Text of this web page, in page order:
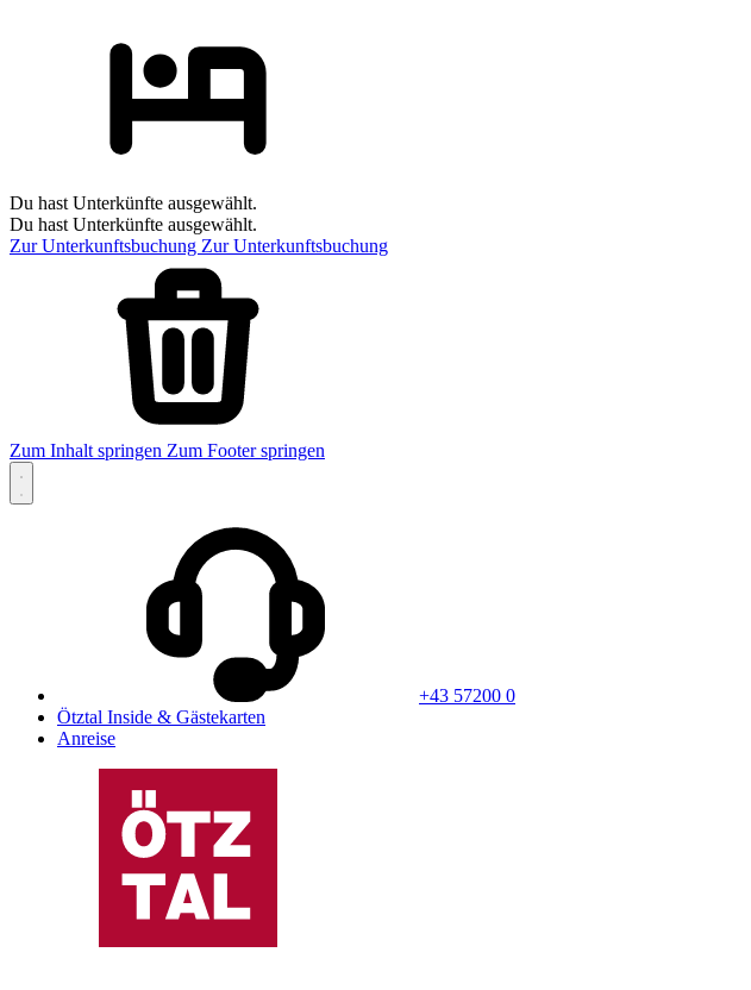
Du hast Unterkünfte ausgewählt.
Du hast Unterkünfte ausgewählt.
Zur Unterkunftsbuchung Zur Unterkunftsbuchung
Zum Inhalt springen Zum Footer springen
+43 57200 0
Ötztal Inside & Gästekarten
Anreise